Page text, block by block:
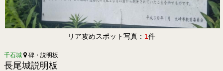
リア攻めスポット写真： 1件
千石城 碑・説明板
長尾城説明板